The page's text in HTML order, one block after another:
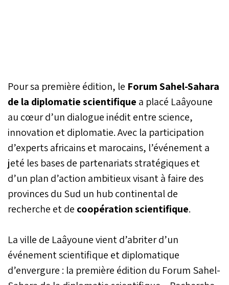
Pour sa première édition, le Forum Sahel-Sahara
de la diplomatie scientifique a placé Laâyoune
au cœur d’un dialogue inédit entre science,
innovation et diplomatie. Avec la participation
d’experts africains et marocains, l’événement a
jeté les bases de partenariats stratégiques et
d’un plan d’action ambitieux visant à faire des
provinces du Sud un hub continental de
recherche et de coopération scientifique.
La ville de Laâyoune vient d’abriter d’un
événement scientifique et diplomatique
d’envergure : la première édition du Forum Sahel-